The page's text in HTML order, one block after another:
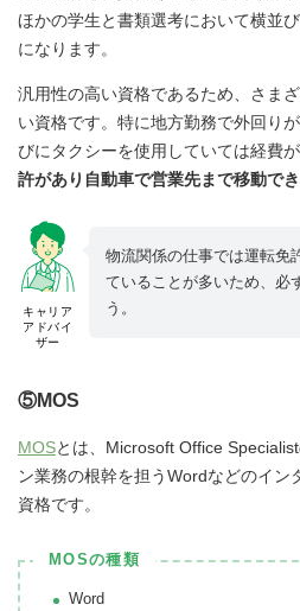
ほかの学生と書類選考において横並
になります。
汎用性の高い資格であるため、さま
い資格です。特に地方勤務で外回り
びにタクシーを使用していては経費
許があり自動車で営業先まで移動で
キャリア
アドバイ
ザー
物流関係の仕事では運転免
ていることが多いため、必
う。
⑤MOS
MOSとは、Microsoft Office
ン業務の根幹を担うWordなどのイン
資格です。
MOSの種類
Word